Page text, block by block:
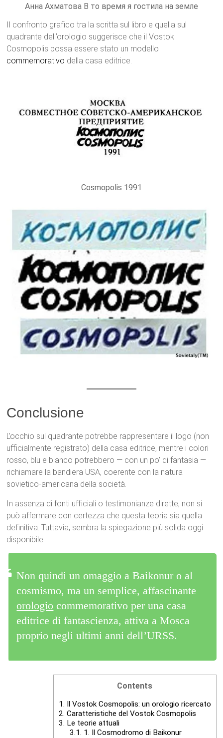
Анна Ахматова В то время я гостила на земле
Il confronto grafico tra la scritta sul libro e quella sul
quadrante dell’orologio suggerisce che il Vostok
Cosmopolis possa essere stato un modello
commemorativo della casa editrice.
Cosmopolis 1991
Conclusione
L’occhio sul quadrante potrebbe rappresentare il logo (non
ufficialmente registrato) della casa editrice, mentre i colori
rosso, blu e bianco potrebbero — con un po’ di fantasia —
richiamare la bandiera USA, coerente con la natura
sovietico-americana della società.
In assenza di fonti ufficiali o testimonianze dirette, non si
può affermare con certezza che questa teoria sia quella
definitiva. Tuttavia, sembra la spiegazione più solida oggi
disponibile.
Non quindi un omaggio a Baikonur o al
cosmismo, ma un semplice, affascinante
orologio commemorativo per una casa
editrice di fantascienza, attiva a Mosca
proprio negli ultimi anni dell’URSS.
Contents
1. Il Vostok Cosmopolis: un orologio ricercato
2. Caratteristiche del Vostok Cosmopolis
3. Le teorie attuali
3.1. 1. Il Cosmodromo di Baikonur